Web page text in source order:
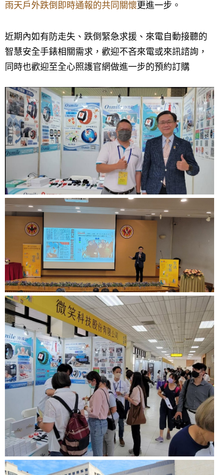
雨天戶外跌倒即時通報的共同關懷更進一步。
近期內如有防走失、跌倒緊急求援、來電自動接聽的
智慧安全手錶相關需求，歡迎不吝來電或來訊諮詢，
同時也歡迎至全心照護官網做進一步的預約訂購